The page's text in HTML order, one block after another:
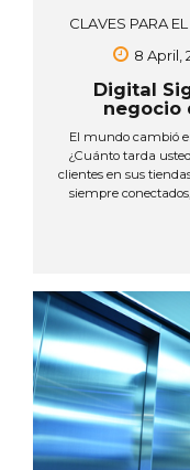
CLAVES PARA
8 April,
Digital
negocio
El mundo cambió
¿Cuánto tarda
clientes en sus
siempre
actualizados en
comunicación que
la información, esto